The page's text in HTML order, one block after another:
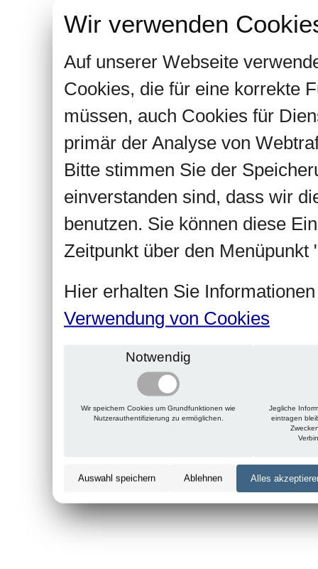
Wir verwenden
Auf unserer Webseite
Cookies, die für eine korrekte
müssen, auch Cookies für
primär der Analyse von
Bitte stimmen Sie der
einverstanden sind, dass wir
benutzen. Sie können diese
Zeitpunkt über den Menüpunkt
Hier erhalten Sie
Verwendung von Cookies
Notwendig
Wir speichern Cookies um Grundfunktionen wie
Nutzerauthentifizierung zu ermöglichen.
Jegliche
eintragen
Auswahl speichern Ablehnen Alles